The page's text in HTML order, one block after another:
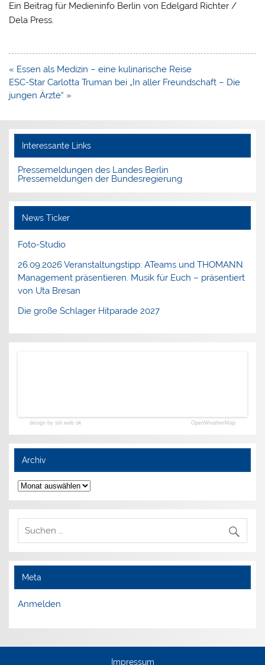
Ein Beitrag für Medieninfo Berlin von Edelgard Richter /
Dela Press.
Beitragsnavigation
« Essen als Medizin – eine kulinarische Reise
ESC-Star Carlotta Truman bei „In aller Freundschaft – Die
jungen Ärzte“ »
Interessante Links
Pressemeldungen des Landes Berlin
Pressemeldungen der Bundesregierung
News Ticker
Foto-Studio
26.09.2026 Veranstaltungstipp: ATeams und THOMANN
Management präsentieren. Musik für Euch – präsentiert
von Uta Bresan
Die große Schlager Hitparade 2027
design by siti web ok OpenWeatherMap
Archiv
Archiv
Meta
Anmelden
Impressum